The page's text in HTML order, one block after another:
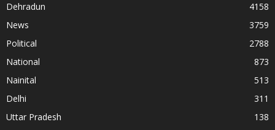
Dehradun
4158
News
3759
Political
2788
National
873
Nainital
513
Delhi
311
Uttar Pradesh
138